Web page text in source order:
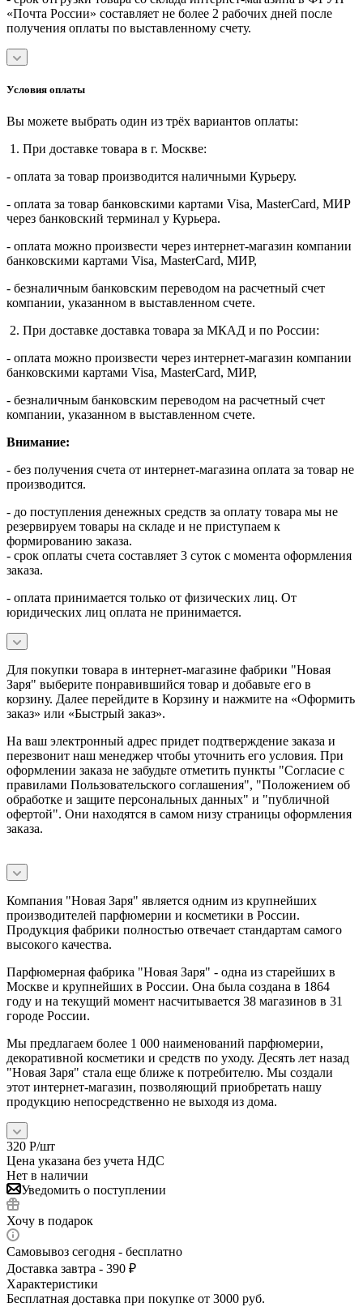
«Почта России» составляет не более 2 рабочих дней после
получения оплаты по выставленному счету.
Условия оплаты
Вы можете выбрать один из трёх вариантов оплаты:
1. При доставке товара в г. Москве:
- оплата за товар производится наличными Курьеру.
- оплата за товар банковскими картами Visa, MasterСard, МИР
через банковский терминал у Курьера.
- оплата можно произвести через интернет-магазин компании
банковскими картами Visa, MasterСard, МИР,
- безналичным банковским переводом на расчетный счет
компании, указанном в выставленном счете.
2. При доставке доставка товара за МКАД и по России:
- оплата можно произвести через интернет-магазин компании
банковскими картами Visa, MasterСard, МИР,
- безналичным банковским переводом на расчетный счет
компании, указанном в выставленном счете.
Внимание:
- без получения счета от интернет-магазина оплата за товар не
производится.
- до поступления денежных средств за оплату товара мы не
резервируем товары на складе и не приступаем к
формированию заказа.
- срок оплаты счета составляет 3 суток с момента оформления
заказа.
- оплата принимается только от физических лиц. От
юридических лиц оплата не принимается.
Для покупки товара в интернет-магазине фабрики "Новая
Заря" выберите понравившийся товар и добавьте его в
корзину. Далее перейдите в Корзину и нажмите на «Оформить
заказ» или «Быстрый заказ».
На ваш электронный адрес придет подтверждение заказа и
перезвонит наш менеджер чтобы уточнить его условия. При
оформлении заказа не забудьте отметить пункты "Согласие с
правилами Пользовательского соглашения", "Положением об
обработке и защите персональных данных" и "публичной
офертой". Они находятся в самом низу страницы оформления
заказа.
Компания "Новая Заря" является одним из крупнейших
производителей парфюмерии и косметики в России.
Продукция фабрики полностью отвечает стандартам самого
высокого качества.
Парфюмерная фабрика "Новая Заря" - одна из старейших в
Москве и крупнейших в России. Она была создана в 1864
году и на текущий момент насчитывается 38 магазинов в 31
городе России.
Мы предлагаем более 1 000 наименований парфюмерии,
декоративной косметики и средств по уходу. Десять лет назад
"Новая Заря" стала еще ближе к потребителю. Мы создали
этот интернет-магазин, позволяющий приобретать нашу
продукцию непосредственно не выходя из дома.
320 Р/шт
Цена указана без учета НДС
Нет в наличии
Уведомить о поступлении
Хочу в подарок
Самовывоз сегодня - бесплатно
Доставка завтра - 390 ₽
Характеристики
Бесплатная доставка при покупке от 3000 руб.